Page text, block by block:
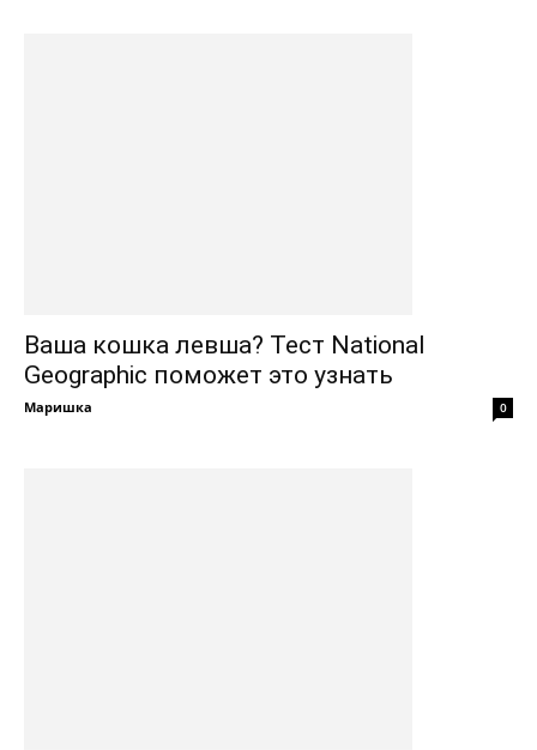
Ваша кошка левша? Тест National
Geographic поможет это узнать
Маришка 0